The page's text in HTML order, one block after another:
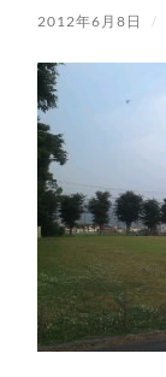
2012年6月8日 /